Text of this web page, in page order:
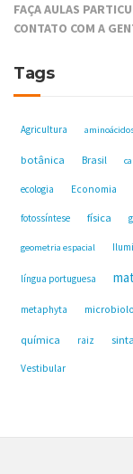
FAÇA AULAS
CONTATO COM A
Tags
Agricultura
botânica Brasil
ecologia Economia
fotossíntese física
geometria espacial
língua portuguesa
metaphyta
química raiz
Vestibular